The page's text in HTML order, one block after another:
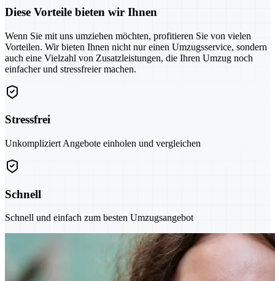
Diese Vorteile bieten wir Ihnen
Wenn Sie mit uns umziehen möchten, profitieren Sie von vielen
Vorteilen. Wir bieten Ihnen nicht nur einen Umzugsservice, sondern
auch eine Vielzahl von Zusatzleistungen, die Ihren Umzug noch
einfacher und stressfreier machen.
Stressfrei
Unkompliziert Angebote einholen und vergleichen
Schnell
Schnell und einfach zum besten Umzugsangebot